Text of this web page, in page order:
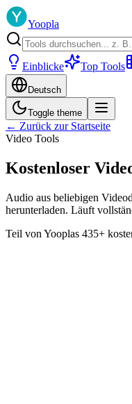
Yoopla
Einblicke Top Tools
Deutsch
Toggle theme
← Zurück zur Startseite
Video Tools
Kostenloser
Audio aus beliebigen
herunterladen. Läuft
Teil von Yooplas 435+